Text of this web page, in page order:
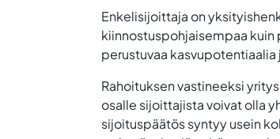
Enkelisijoittaja on
kiinnostuspohjaisempaa
perustuvaa
Rahoituksen vastineeksi
osalle sijoittajista voivat olla
sijoituspäätös syntyy usein